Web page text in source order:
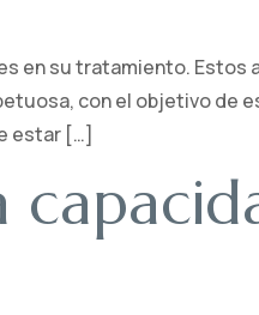
en su tratamiento. Estos
con el objetivo de
estar […]